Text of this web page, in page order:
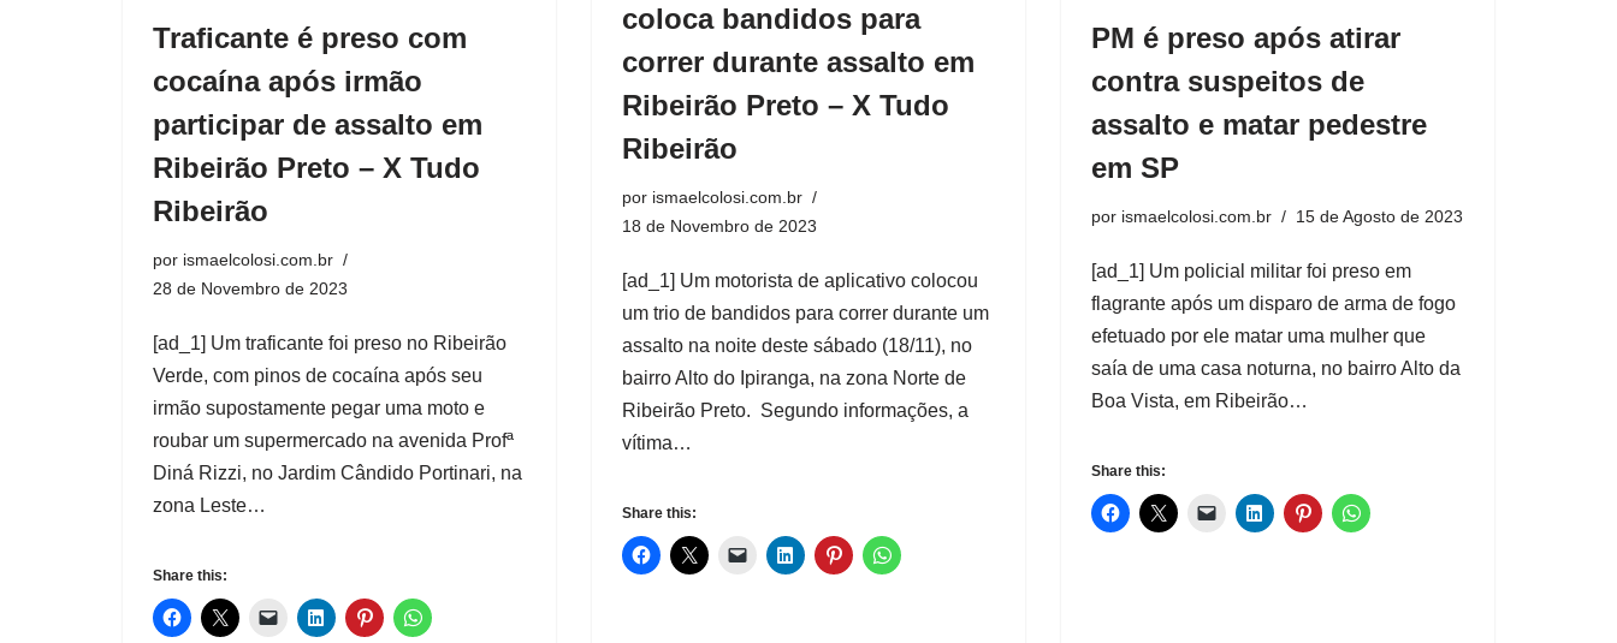
Traficante é preso com
cocaína após irmão
participar de assalto em
Ribeirão Preto – X Tudo
Ribeirão
por ismaelcolosi.com.br
28 de Novembro de 2023
[ad_1] Um traficante foi preso no Ribeirão
Verde, com pinos de cocaína após seu
irmão supostamente pegar uma moto e
roubar um supermercado na avenida Profª
Diná Rizzi, no Jardim Cândido Portinari, na
zona Leste…
Share this:
coloca bandidos para
correr durante assalto em
Ribeirão Preto – X Tudo
Ribeirão
por ismaelcolosi.com.br
18 de Novembro de 2023
[ad_1] Um motorista de aplicativo colocou
um trio de bandidos para correr durante um
assalto na noite deste sábado (18/11), no
bairro Alto do Ipiranga, na zona Norte de
Ribeirão Preto. Segundo informações, a
vítima…
Share this:
PM é preso após atirar
contra suspeitos de
assalto e matar pedestre
em SP
por ismaelcolosi.com.br 15 de Agosto de 2023
[ad_1] Um policial militar foi preso em
flagrante após um disparo de arma de fogo
efetuado por ele matar uma mulher que
saía de uma casa noturna, no bairro Alto da
Boa Vista, em Ribeirão…
Share this: